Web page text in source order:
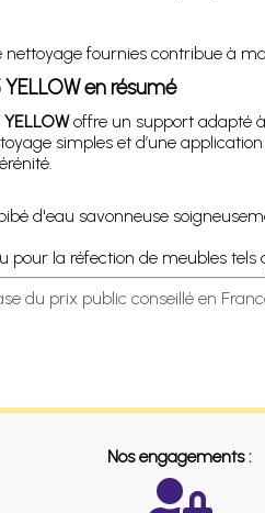
nettoyage fournies contribue à
YELLOW en résumé
offre un support adapté à
simples et d’une
d'eau savonneuse
la réfection de meubles tels
du prix public conseillé en
Nos engagements :